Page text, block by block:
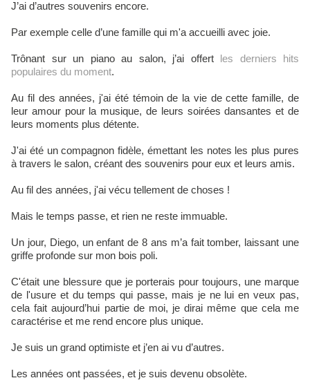
J’ai d’autres souvenirs encore.
Par exemple celle d’une famille qui m'a accueilli avec joie.
Trônant sur un piano au salon, j’ai offert les derniers hits
populaires du moment.
Au fil des années, j'ai été témoin de la vie de cette famille, de
leur amour pour la musique, de leurs soirées dansantes et de
leurs moments plus détente.
J'ai été un compagnon fidèle, émettant les notes les plus pures
à travers le salon, créant des souvenirs pour eux et leurs amis.
Au fil des années, j'ai vécu tellement de choses !
Mais le temps passe, et rien ne reste immuable.
Un jour, Diego, un enfant de 8 ans m’a fait tomber, laissant une
griffe profonde sur mon bois poli.
C'était une blessure que je porterais pour toujours, une marque
de l'usure et du temps qui passe, mais je ne lui en veux pas,
cela fait aujourd’hui partie de moi, je dirai même que cela me
caractérise et me rend encore plus unique.
Je suis un grand optimiste et j’en ai vu d’autres.
Les années ont passées, et je suis devenu obsolète.